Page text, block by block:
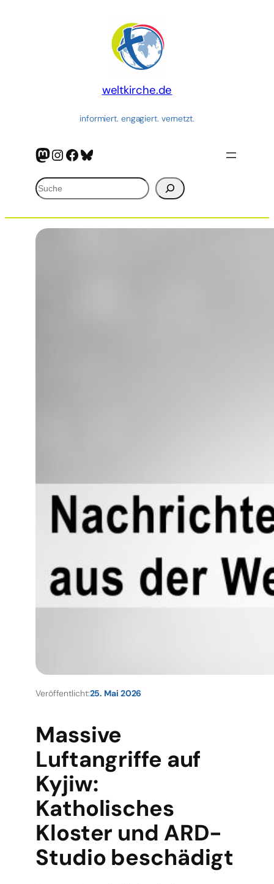
weltkirche.de
informiert. engagiert. vernetzt.
Mastodon
Instagram
Facebook
Bluesky
Suchen
Veröffentlicht:25. Mai 2026
Massive
Luftangriffe auf
Kyjiw:
Katholisches
Kloster und ARD-
Studio beschädigt